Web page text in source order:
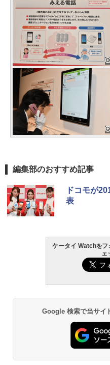
編集部のおすすめ記事
ドコモが
表
ケータイ Watchを
ェ
Google 検索で当サイ